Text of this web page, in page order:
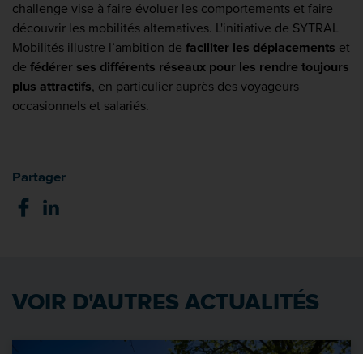
challenge vise à faire évoluer les comportements et faire
découvrir les mobilités alternatives. L'initiative de SYTRAL
Mobilités illustre l’ambition de faciliter les déplacements et
de fédérer ses différents réseaux pour les rendre toujours
plus attractifs, en particulier auprès des voyageurs
occasionnels et salariés.
Partager
VOIR D'AUTRES ACTUALITÉS